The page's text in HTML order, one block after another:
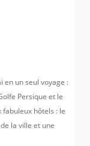
en un seul voyage :
Persique et le
hôtels : le
la ville et une